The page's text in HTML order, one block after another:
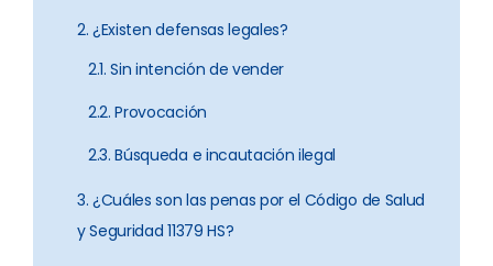
2. ¿Existen defensas legales?
2.1. Sin intención de vender
2.2. Provocación
2.3. Búsqueda e incautación ilegal
3. ¿Cuáles son las penas por el Código de Salud
y Seguridad 11379 HS?